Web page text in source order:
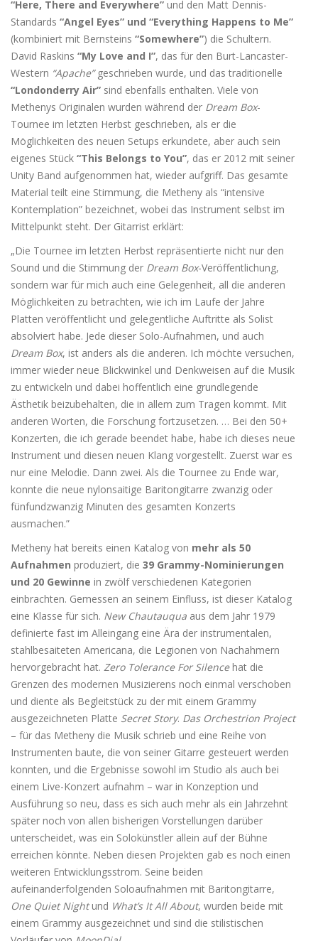
“Here, There and Everywhere” und den Matt Dennis-
Standards “Angel Eyes” und “Everything Happens to Me”
(kombiniert mit Bernsteins “Somewhere”) die Schultern.
David Raskins “My Love and I”, das für den Burt-Lancaster-
Western “Apache”geschrieben wurde, und das traditionelle
“Londonderry Air” sind ebenfalls enthalten. Viele von
Methenys Originalen wurden während der Dream Box-
Tournee im letzten Herbst geschrieben, als er die
Möglichkeiten des neuen Setups erkundete, aber auch sein
eigenes Stück “This Belongs to You”, das er 2012 mit seiner
Unity Band aufgenommen hat, wieder aufgriff. Das gesamte
Material teilt eine Stimmung, die Metheny als “intensive
Kontemplation” bezeichnet, wobei das Instrument selbst im
Mittelpunkt steht. Der Gitarrist erklärt:
„Die Tournee im letzten Herbst repräsentierte nicht nur den
Sound und die Stimmung der Dream Box-Veröffentlichung,
sondern war für mich auch eine Gelegenheit, all die anderen
Möglichkeiten zu betrachten, wie ich im Laufe der Jahre
Platten veröffentlicht und gelegentliche Auftritte als Solist
absolviert habe. Jede dieser Solo-Aufnahmen, und auch
Dream Box, ist anders als die anderen. Ich möchte versuchen,
immer wieder neue Blickwinkel und Denkweisen auf die Musik
zu entwickeln und dabei hoffentlich eine grundlegende
Ästhetik beizubehalten, die in allem zum Tragen kommt. Mit
anderen Worten, die Forschung fortzusetzen. … Bei den 50+
Konzerten, die ich gerade beendet habe, habe ich dieses neue
Instrument und diesen neuen Klang vorgestellt. Zuerst war es
nur eine Melodie. Dann zwei. Als die Tournee zu Ende war,
konnte die neue nylonsaitige Baritongitarre zwanzig oder
fünfundzwanzig Minuten des gesamten Konzerts
ausmachen.”
Metheny hat bereits einen Katalog von mehr als 50
Aufnahmen produziert, die 39 Grammy-Nominierungen
und 20 Gewinne in zwölf verschiedenen Kategorien
einbrachten. Gemessen an seinem Einfluss, ist dieser Katalog
eine Klasse für sich. New Chautauqua aus dem Jahr 1979
definierte fast im Alleingang eine Ära der instrumentalen,
stahlbesaiteten Americana, die Legionen von Nachahmern
hervorgebracht hat. Zero Tolerance For Silencehat die
Grenzen des modernen Musizierens noch einmal verschoben
und diente als Begleitstück zu der mit einem Grammy
ausgezeichneten Platte Secret Story. Das Orchestrion Project
– für das Metheny die Musik schrieb und eine Reihe von
Instrumenten baute, die von seiner Gitarre gesteuert werden
konnten, und die Ergebnisse sowohl im Studio als auch bei
einem Live-Konzert aufnahm – war in Konzeption und
Ausführung so neu, dass es sich auch mehr als ein Jahrzehnt
später noch von allen bisherigen Vorstellungen darüber
unterscheidet, was ein Solokünstler allein auf der Bühne
erreichen könnte. Neben diesen Projekten gab es noch einen
weiteren Entwicklungsstrom. Seine beiden
aufeinanderfolgenden Soloaufnahmen mit Baritongitarre,
One Quiet Nightund What’s It All About, wurden beide mit
einem Grammy ausgezeichnet und sind die stilistischen